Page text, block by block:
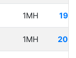
1MH
1MH